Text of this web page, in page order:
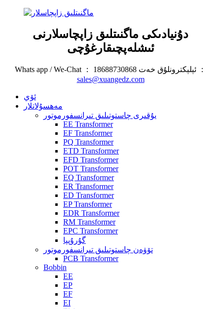
دۇنيادىكى ماگنىتلىق زاپچاسلارنى
ئىشلەپچىقارغۇچى
Whats app / We-Chat ： 18688730868 ئېلېكترونلۇق خەت ：
sales@xuangedz.com
ئۆي
مەھسۇلاتلار
يۇقىرى چاستوتىلىق تىرانسفورموتور
EE Transformer
EF Transformer
PQ Transformer
ETD Transformer
EFD Transformer
POT Transformer
EQ Transformer
ER Transformer
ED Transformer
EP Transformer
EDR Transformer
RM Transformer
EPC Transformer
گۇرۇپپا
تۆۋەن چاستوتىلىق تىرانسفورموتور
PCB Transformer
Bobbin
EE
EP
EF
EI